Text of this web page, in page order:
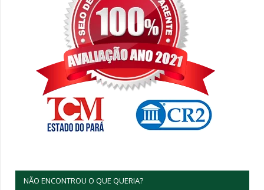
NÃO ENCONTROU O QUE QUERIA?